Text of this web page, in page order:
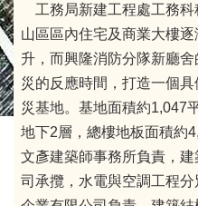
工務局新建工程處工務科
山區區內住宅及商業大樓
升，而興隆消防分隊新廳
災的反應時間，打造一個
災基地。基地面積約1,047
地下2層，總樓地板面積約
文彥建築師事務所負責，
司承攬，水電與空調工程